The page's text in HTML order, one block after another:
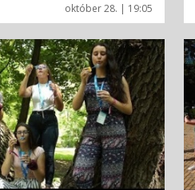
október 28. | 19:05